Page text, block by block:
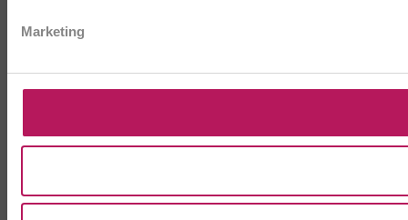
Marketing